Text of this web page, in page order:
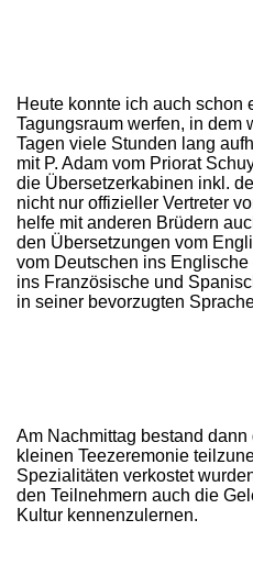
Heute konnte ich auch schon
Tagungsraum werfen, in dem
Tagen viele Stunden lang
mit P. Adam vom Priorat
die Übersetzerkabinen inkl.
nicht nur offizieller Vertreter
helfe mit anderen Brüdern
den Übersetzungen vom
vom Deutschen ins
ins Französische und
in seiner bevorzugten
Am Nachmittag bestand
kleinen Teezeremonie
Spezialitäten verkostet
den Teilnehmern auch die
Kultur kennenzulernen.